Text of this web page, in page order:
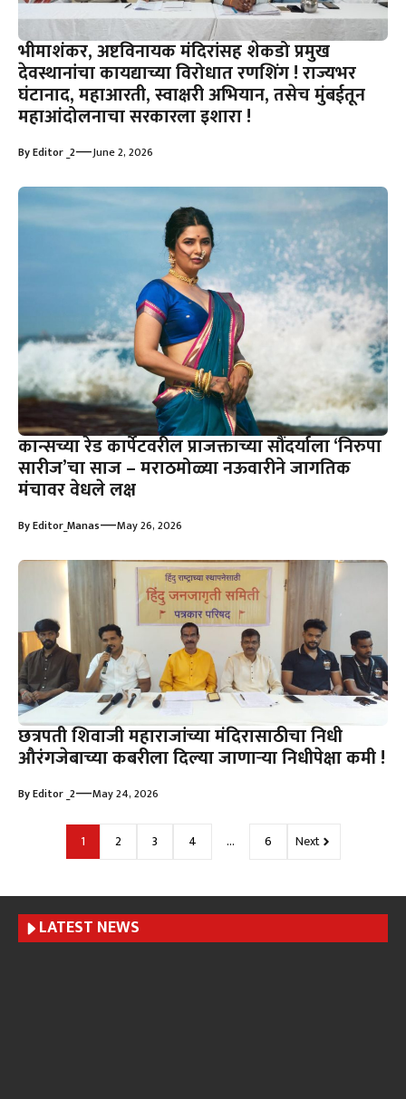
भीमाशंकर, अष्टविनायक मंदिरांसह शेकडो प्रमुख
देवस्थानांचा कायद्याच्या विरोधात रणशिंग ! राज्यभर
घंटानाद, महाआरती, स्वाक्षरी अभियान, तसेच मुंबईतून
महाआंदोलनाचा सरकारला इशारा !
ByEditor _2—June 2, 2026
कान्सच्या रेड कार्पेटवरील प्राजक्ताच्या सौंदर्याला ‘निरुपा
सारीज’चा साज – मराठमोळ्या नऊवारीने जागतिक
मंचावर वेधले लक्ष
ByEditor_Manas—May 26, 2026
छत्रपती शिवाजी महाराजांच्या मंदिरासाठीचा निधी
औरंगजेबाच्या कबरीला दिल्या जाणाऱ्या निधीपेक्षा कमी !
ByEditor _2—May 24, 2026
1 2 3 4 … 6 Next
LATEST NEWS